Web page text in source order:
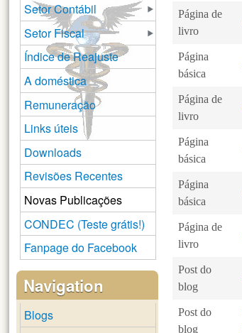
Página de
livro
Página
básica
Página de
livro
Página
básica
Página
básica
Página de
livro
Post do
blog
Post do
blog
Setor Contábil
Setor Fiscal
Índice de Reajuste
A doméstica
Remuneração
Links úteis
Downloads
Revisões Recentes
Novas Publicações
CONDEC (Teste grátis!)
Fanpage do Facebook
Navigation
Blogs